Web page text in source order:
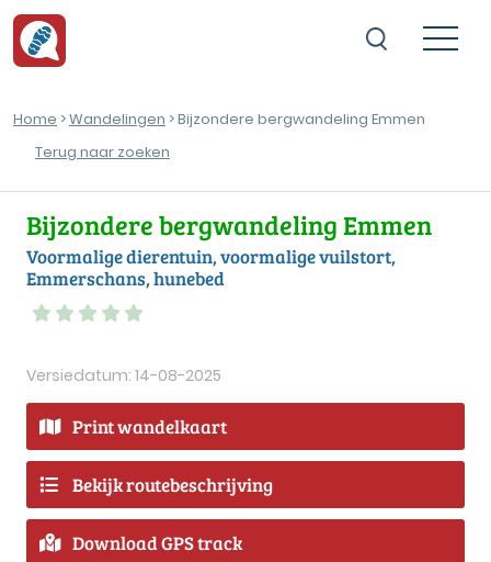
Home >Wandelingen > Bijzondere bergwandeling Emmen
Terug naar zoeken
Bijzondere bergwandeling Emmen
Voormalige dierentuin, voormalige vuilstort,
Emmerschans, hunebed
Versiedatum: 14-08-2025
Print wandelkaart
Bekijk routebeschrijving
Download GPS track